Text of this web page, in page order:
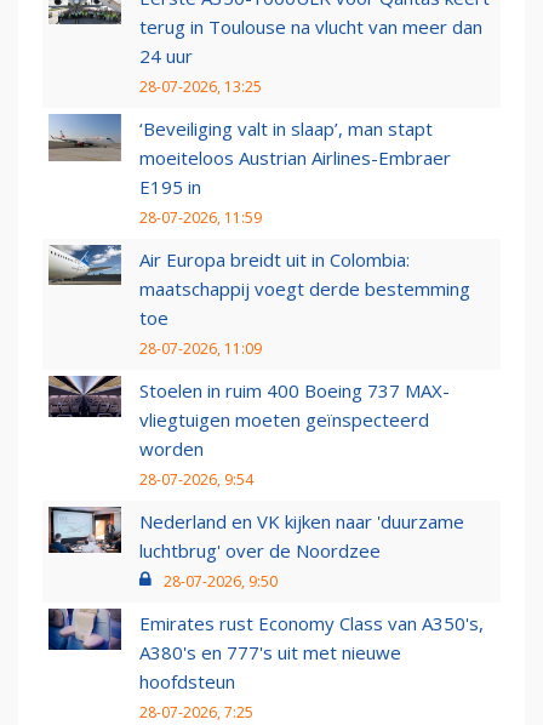
terug in Toulouse na vlucht van meer dan
24 uur
28-07-2026, 13:25
‘Beveiliging valt in slaap’, man stapt
moeiteloos Austrian Airlines-Embraer
E195 in
28-07-2026, 11:59
Air Europa breidt uit in Colombia:
maatschappij voegt derde bestemming
toe
28-07-2026, 11:09
Stoelen in ruim 400 Boeing 737 MAX-
vliegtuigen moeten geïnspecteerd
worden
28-07-2026, 9:54
Nederland en VK kijken naar 'duurzame
luchtbrug' over de Noordzee
28-07-2026, 9:50
Emirates rust Economy Class van A350's,
A380's en 777's uit met nieuwe
hoofdsteun
28-07-2026, 7:25